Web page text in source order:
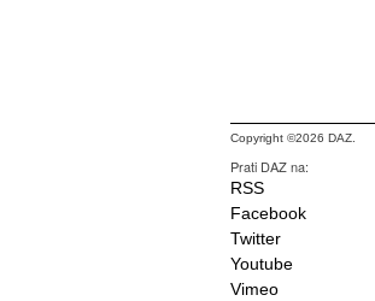
Copyright ©2026 DAZ.
Prati DAZ na:
RSS
Facebook
Twitter
Youtube
Vimeo